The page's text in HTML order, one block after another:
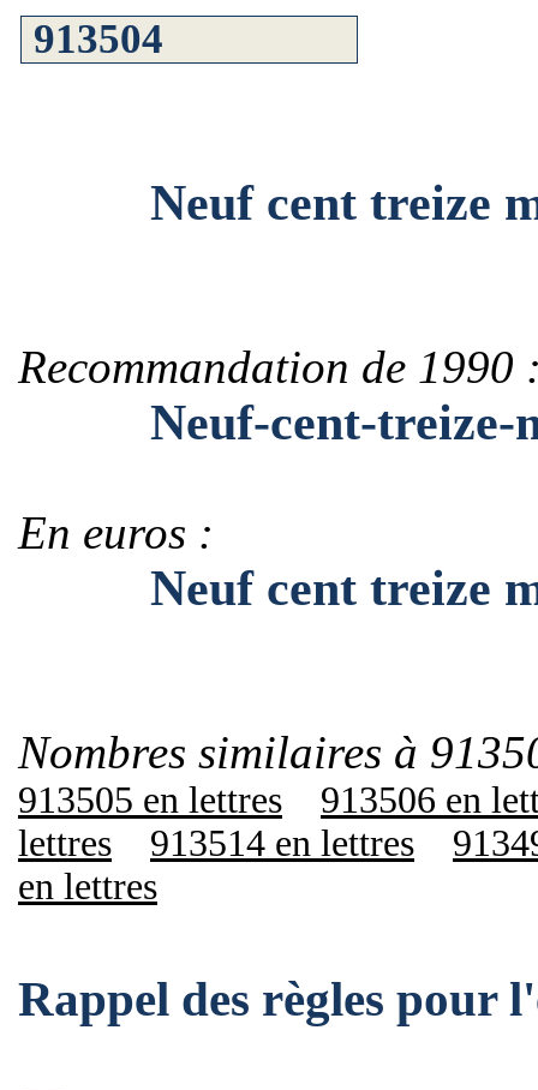
Neuf cent treize
Recommandation de 1990
Neuf-cent-treize-
En euros :
Neuf cent treize
Nombres similaires à
913505 en lettres
913506 en
lettres
913514 en lettres
en lettres
Rappel des règles pour